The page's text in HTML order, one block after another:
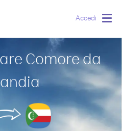
Accedi
Comore da